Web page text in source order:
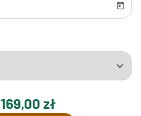
169,00 zł